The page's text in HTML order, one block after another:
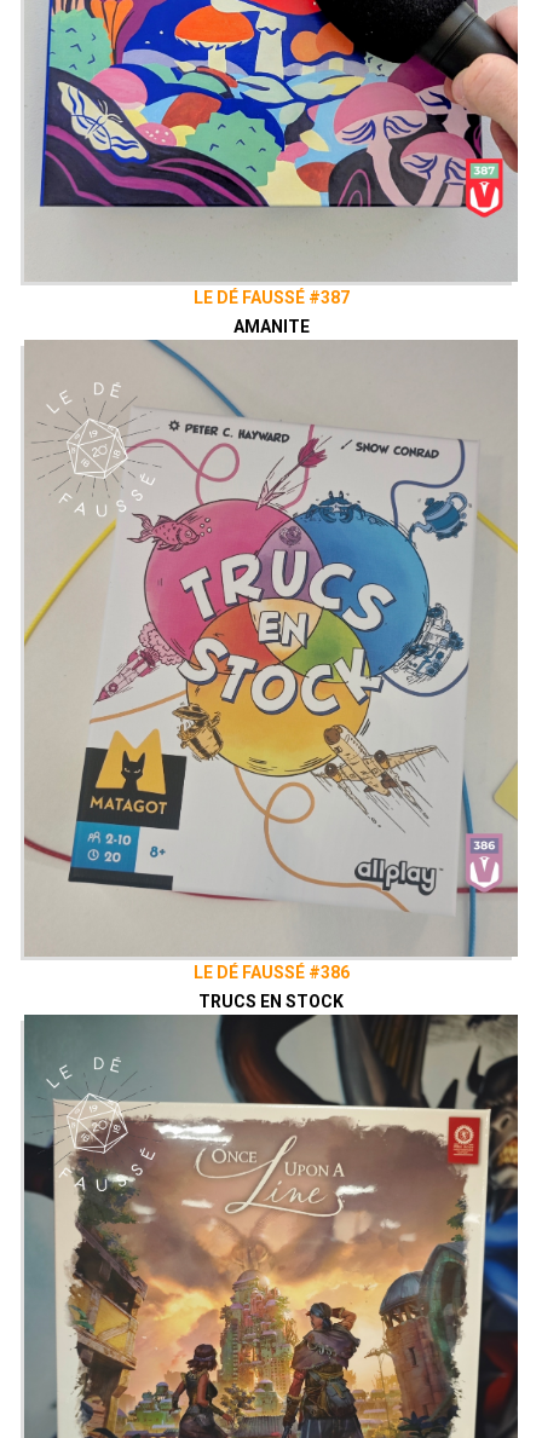
LE DÉ FAUSSÉ #387
AMANITE
LE DÉ FAUSSÉ #386
TRUCS EN STOCK